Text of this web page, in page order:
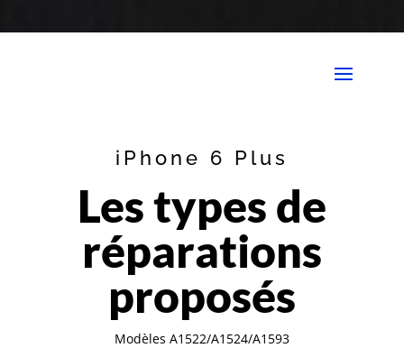
iPhone 6 Plus
Les types de
réparations
proposés
Modèles A1522/A1524/A1593